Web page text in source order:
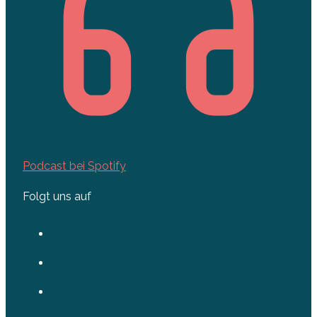
Podcast bei Spotify
Folgt uns auf